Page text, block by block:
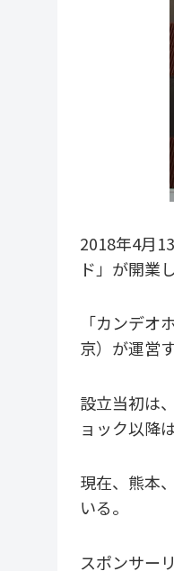
2018年4月
ド」が開業
「カンデ
京）が運営
設立当初は
ョック以降
現在、熊本
いる。
スポンサー